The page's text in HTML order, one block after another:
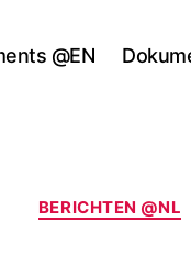
@EN
BERICHTEN @NL